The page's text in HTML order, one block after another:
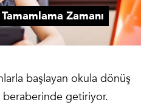
Zamanı
başlayan okula dönüş
beraberinde getiriyor.